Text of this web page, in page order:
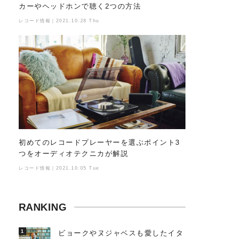
カーやヘッドホンで聴く2つの方法
レコード情報｜2021.10.28 Thu
初めてのレコードプレーヤーを選ぶポイント3
つをオーディオテクニカが解説
レコード情報｜2021.10.05 Tue
RANKING
1
ビョークやヌジャベスも愛したイタ